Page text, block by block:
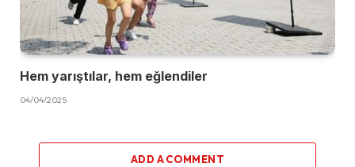
Hem yarıştılar, hem eğlendiler
04/04/2025
ADD A COMMENT